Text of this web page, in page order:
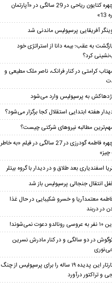
چهره کتایون ریاحی در 29 سالگی در «آپارتمان
آفریقایی پرسپولیس ماندنی شد
به عقب؛ بیمه دانا از استراتژی خود
کرد؟
کرامتی در کنار فرانک، ناصر ملک مطیعی و
به پرسپولیس وارد می‌شود
هفته ابتدایی استقلال کجا برگزار می‌شود؟
مطالبه نیروهای شرکتی چیست؟
چهره فاطمه گودرزی در 27 سالگی در فیلم «به خاطر
اسفندیاری بعد طلاق و در دیدار با گروه بیتلر
انتقال جنجالی پرسپولیس باز شد
معتمدآریا و خسرو شکیبایی در حال غذا
در دربند
عروسی رونالدو دعوت نمی‌شوند!
در دو سالگی و در کنار مادرش نسرین
تارتار این پدیده ۱۹ ساله را برای پرسپولیس از چنگ
و تراکتور درآورد